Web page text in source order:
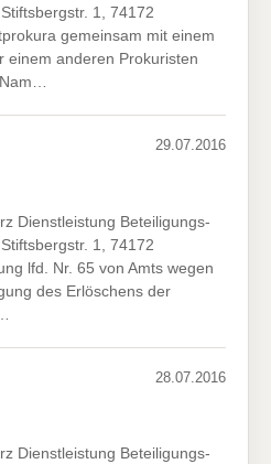
1, 74172
gemeinsam mit einem
einem anderen Prokuristen
29.07.2016
Dienstleistung Beteiligungs-
1, 74172
lfd. Nr. 65 von Amts wegen
des Erlöschens der
28.07.2016
Dienstleistung Beteiligungs-